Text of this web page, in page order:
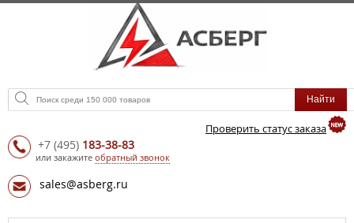
Проверить статус заказа
+7 (495) 183-38-83
или закажите обратный звонок
sales@asberg.ru